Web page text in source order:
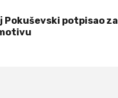
Pokuševski potpisao za